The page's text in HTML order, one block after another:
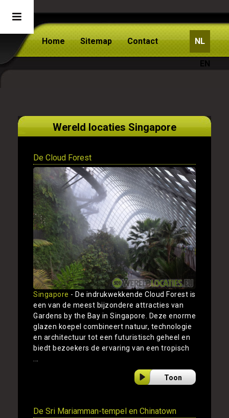
Home Sitemap Contact NL
EN
Wereld locaties Singapore
De Cloud Forest
Singapore - De indrukwekkende Cloud Forest is
een van de meest bijzondere attracties van
Gardens by the Bay in Singapore. Deze enorme
glazen koepel combineert natuur, technologie
en architectuur tot een futuristisch geheel en
biedt bezoekers de ervaring van een tropisch
Toon
De Sri Mariamman-tempel en Chinatown